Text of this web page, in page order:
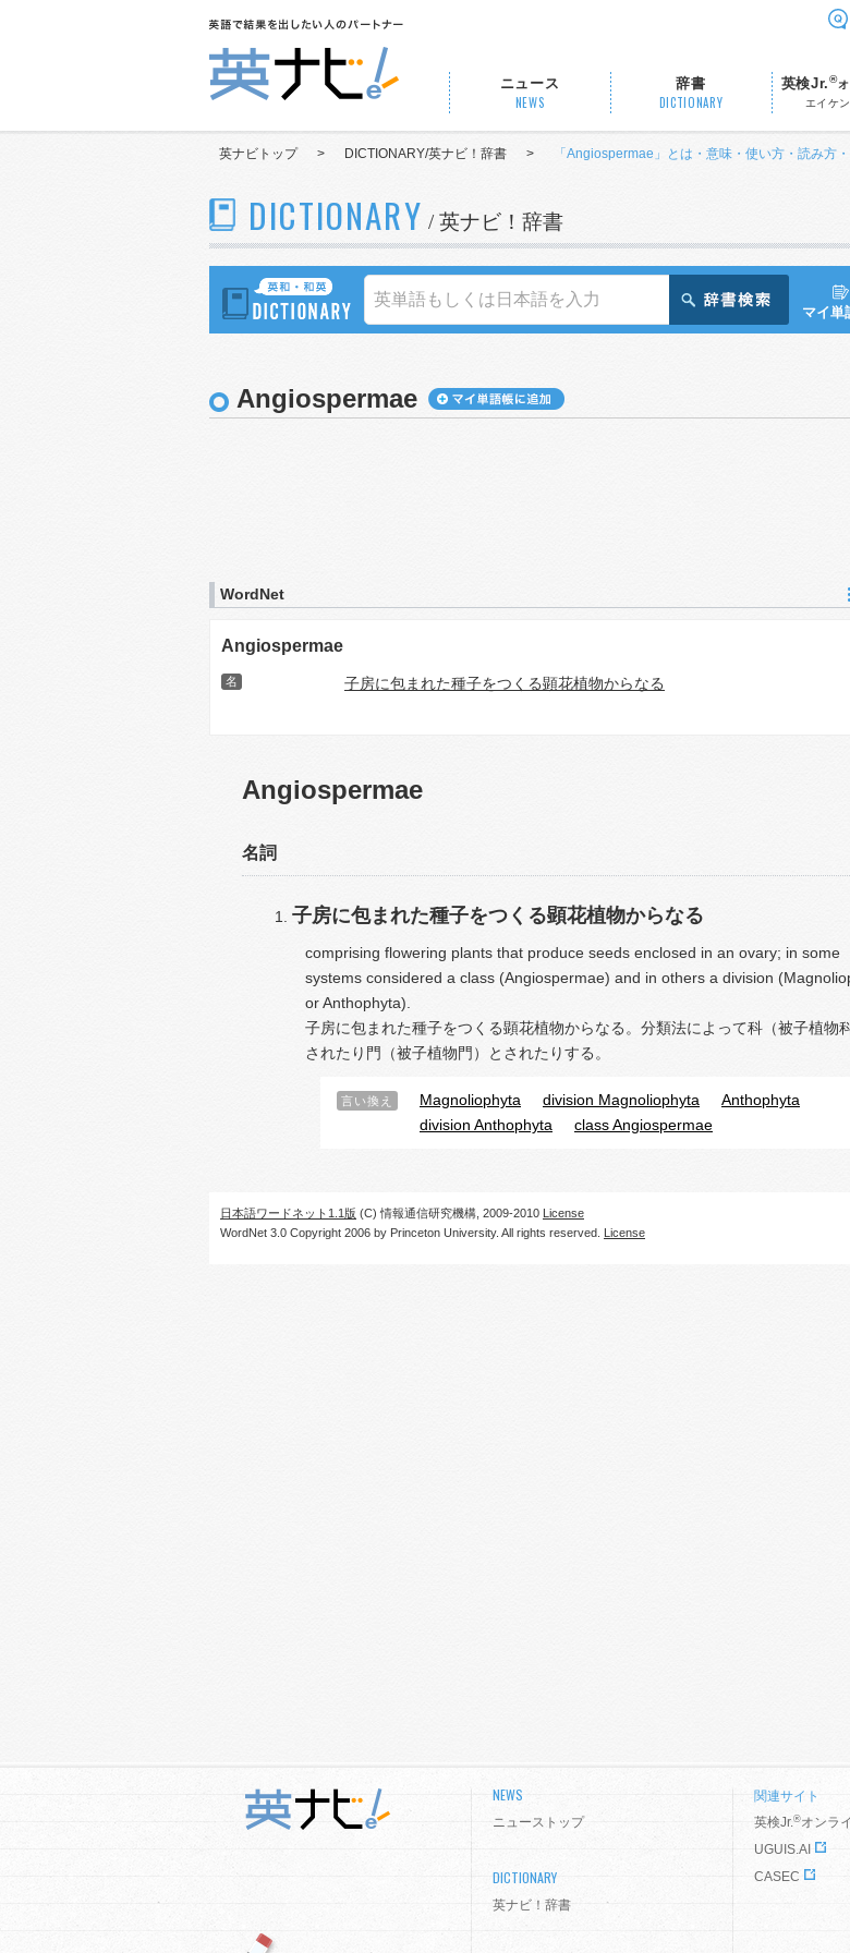
ニュース
NEWS
辞書
DICTIONARY
英検Jr.®
エイケ
英ナビトップ > DICTIONARY/英ナビ！辞書 > 「Angiospermae」とは・意味・使い方・読み方
DICTIONARY / 英ナビ！辞書
マイ単
Angiospermae
WordNet
Angiospermae
名 子房に包まれた種子をつくる顕花植物からなる
Angiospermae
名詞
子房に包まれた種子をつくる顕花植物からなる
comprising flowering plants that produce seeds enclosed in an ovary; in some
systems considered a class (Angiospermae) and in others a division
or Anthophyta).
子房に包まれた種子をつくる顕花植物からなる。分類法によって科（被子植物
されたり門（被子植物門）とされたりする。
言い換え Magnoliophyta division Magnoliophyta
Anthophyta
division Anthophyta
class Angiospermae
日本語ワードネット1.1版 (C) 情報通信研究機構, 2009-2010 License
WordNet 3.0 Copyright 2006 by Princeton University. All rights reserved. License
NEWS
ニューストップ
DICTIONARY
英ナビ！辞書
関連サイト
英検Jr.®オンラ
UGUIS.AI
CASEC